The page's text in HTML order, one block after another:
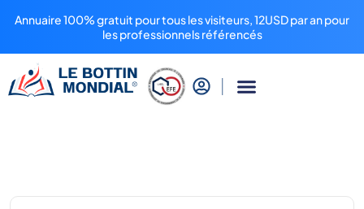
Annuaire 100% gratuit pour tous les visiteurs, 12USD par an pour
les professionnels référencés